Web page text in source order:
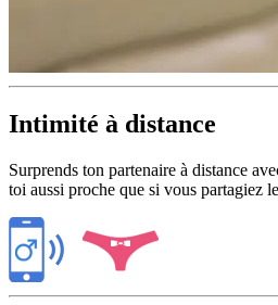
Intimité à distance
Surprends ton partenaire à distance
toi aussi proche que si vous partagiez